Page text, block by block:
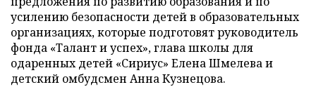
усилению безопасности детей в образовательных
организациях, которые подготовят руководитель
фонда «Талант и успех», глава школы для
одаренных детей «Сириус» Елена Шмелева и
детский омбудсмен Анна Кузнецова.